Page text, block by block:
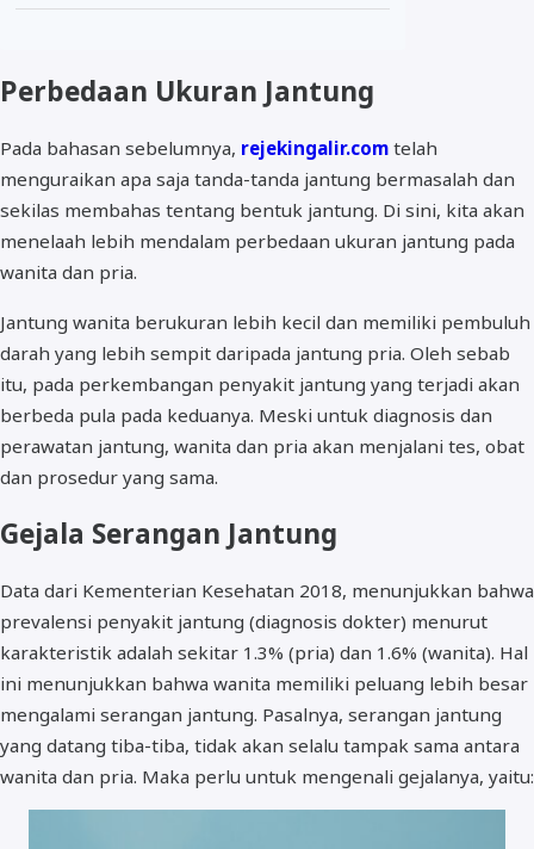
Perbedaan Ukuran Jantung
Pada bahasan sebelumnya, rejekingalir.com telah
menguraikan apa saja tanda-tanda jantung bermasalah dan
sekilas membahas tentang bentuk jantung. Di sini, kita akan
menelaah lebih mendalam perbedaan ukuran jantung pada
wanita dan pria.
Jantung wanita berukuran lebih kecil dan memiliki pembuluh
darah yang lebih sempit daripada jantung pria. Oleh sebab
itu, pada perkembangan penyakit jantung yang terjadi akan
berbeda pula pada keduanya. Meski untuk diagnosis dan
perawatan jantung, wanita dan pria akan menjalani tes, obat
dan prosedur yang sama.
Gejala Serangan Jantung
Data dari Kementerian Kesehatan 2018, menunjukkan bahwa
prevalensi penyakit jantung (diagnosis dokter) menurut
karakteristik adalah sekitar 1.3% (pria) dan 1.6% (wanita). Hal
ini menunjukkan bahwa wanita memiliki peluang lebih besar
mengalami serangan jantung. Pasalnya, serangan jantung
yang datang tiba-tiba, tidak akan selalu tampak sama antara
wanita dan pria. Maka perlu untuk mengenali gejalanya, yaitu: